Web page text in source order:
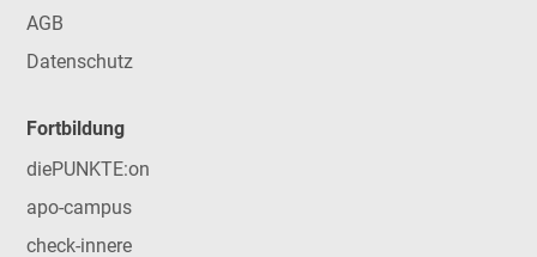
AGB
Datenschutz
Fortbildung
diePUNKTE:on
apo-campus
check-innere